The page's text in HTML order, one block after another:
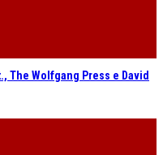
The Wolfgang Press e David